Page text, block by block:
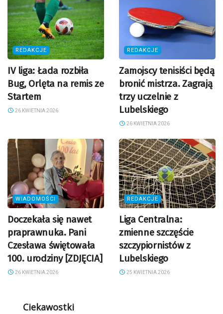
REDAKCJE
IV liga: Łada rozbiła
Bug, Orlęta na remis ze
Startem
26 KWIETNIA 2026
REDAKCJE
Zamojscy tenisiści będą
bronić mistrza. Zagrają
trzy uczelnie z
Lubelskiego
26 KWIETNIA 2026
WIADOMOŚCI
Doczekała się nawet
praprawnuka. Pani
Czesława świętowała
100. urodziny [ZDJĘCIA]
26 KWIETNIA 2026
REDAKCJE
Liga Centralna:
zmienne szczęście
szczypiornistów z
Lubelskiego
25 KWIETNIA 2026
Ciekawostki